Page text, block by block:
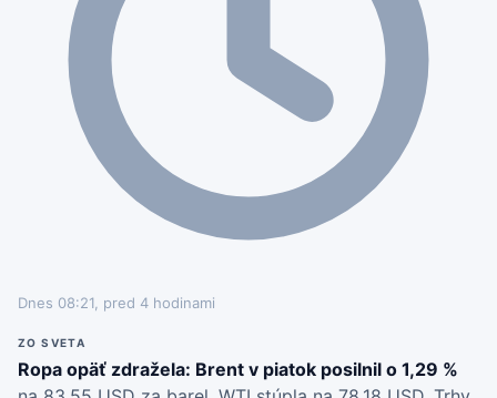
Dnes 08:21, pred 4 hodinami
ZO SVETA
Ropa opäť zdražela: Brent v piatok posilnil o 1,29 %